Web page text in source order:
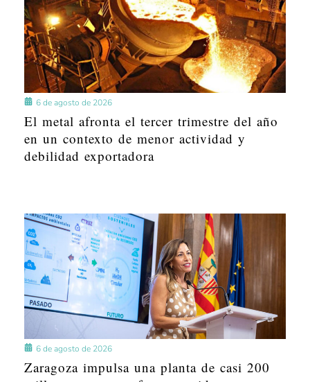
6 de agosto de 2026
El metal afronta el tercer trimestre del año
en un contexto de menor actividad y
debilidad exportadora
6 de agosto de 2026
Zaragoza impulsa una planta de casi 200